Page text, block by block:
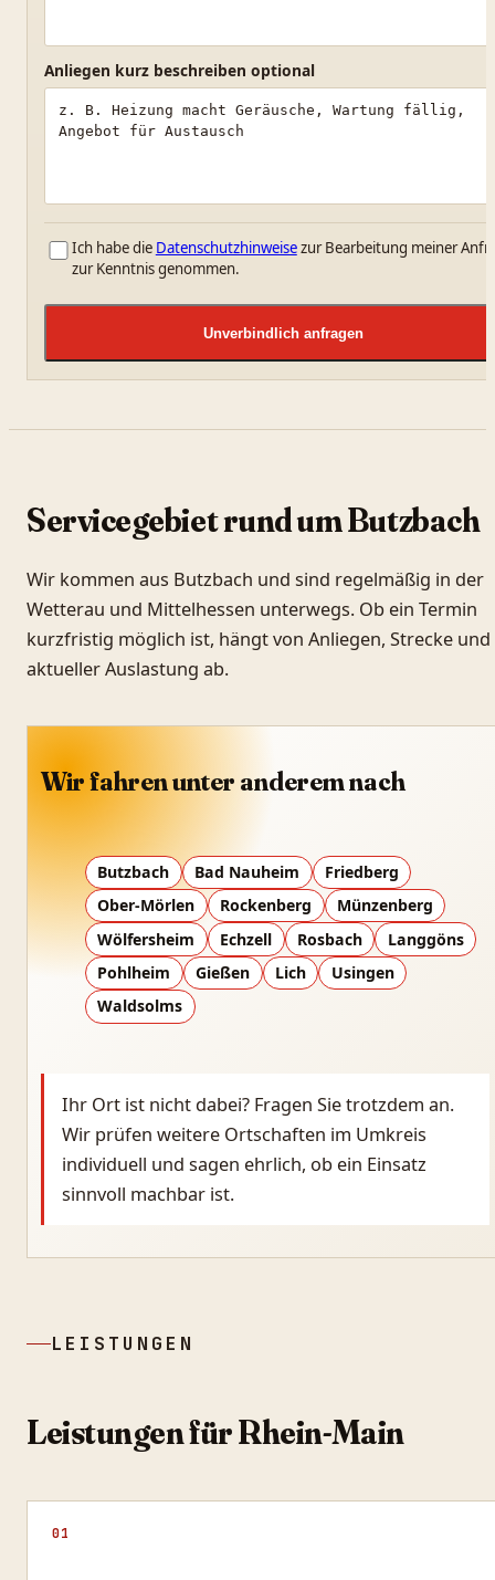
Anliegen kurz beschreiben optional
Ich habe die Datenschutzhinweisezur Bearbeitung meiner
zur Kenntnis genommen.
Unverbindlich anfragen
Servicegebiet rund um Butzbach
Wir kommen aus Butzbach und sind regelmäßig in der
Wetterau und Mittelhessen unterwegs. Ob ein Termin
kurzfristig möglich ist, hängt von Anliegen, Strecke und
aktueller Auslastung ab.
Wir fahren unter anderem nach
Butzbach Bad Nauheim
Friedberg
Ober-Mörlen
Rockenberg
Münzenberg
Wölfersheim
Echzell Rosbach
Langgöns
Pohlheim
Gießen Lich
Usingen
Waldsolms
Ihr Ort ist nicht dabei? Fragen Sie trotzdem an.
Wir prüfen weitere Ortschaften im Umkreis
individuell und sagen ehrlich, ob ein Einsatz
sinnvoll machbar ist.
LEISTUNGEN
Leistungen fürRhein-Main
01